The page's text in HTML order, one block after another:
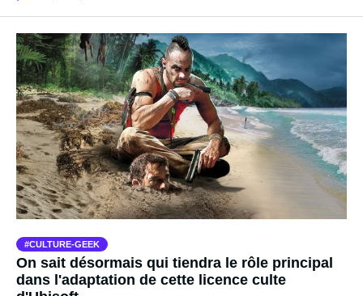
CULTURE-GEEK
On sait désormais qui tiendra le rôle principal
dans l'adaptation de cette licence culte